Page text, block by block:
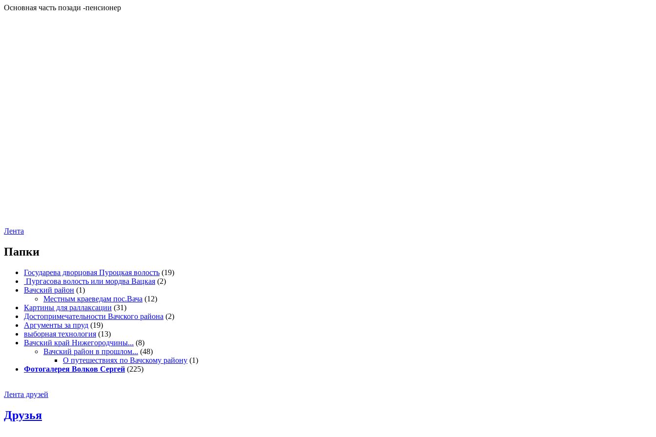
Основная часть позади -пенсионер
Лента
Папки
Государева дворцовая Пуроцкая волость (19)
Пургасова волость или мордва Вацкая (2)
Вачский район (1)
Местным краеведам пос.Вача (12)
Картины для раллаксации (31)
Достопримечательности Вачского района (2)
Аргументы за пруд (19)
выборная технология (13)
Вачский край Нижегородчины... (8)
Вачский район в прошлом... (48)
О путешествиях по Вачскому району (1)
Фотогалерея Волков Сергей (225)
Лента друзей
Друзья